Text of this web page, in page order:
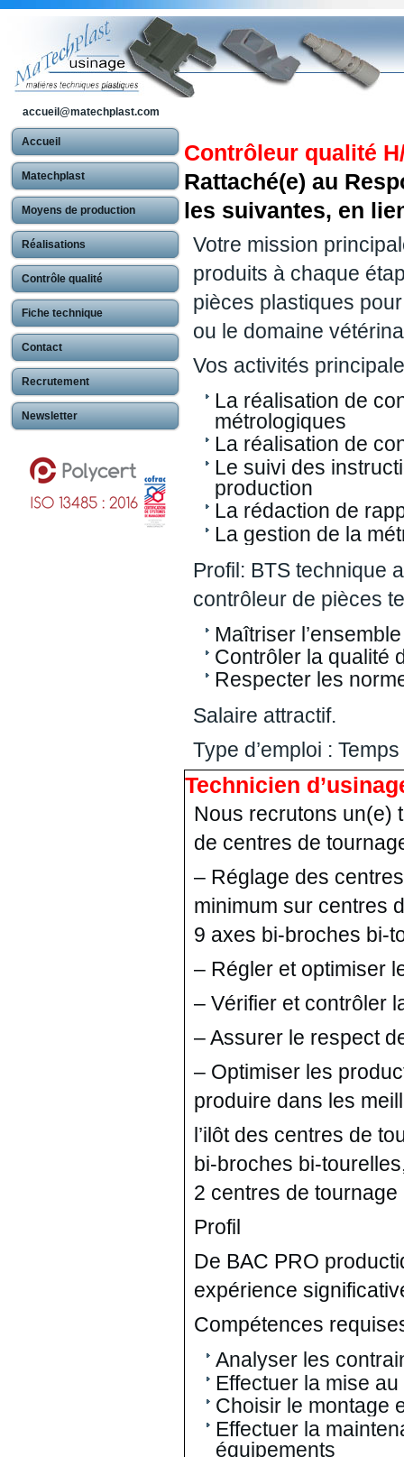
accueil@matechplast.com
Accueil
Matechplast
Moyens de production
Réalisations
Contrôle qualité
Fiche technique
Contact
Recrutement
Newsletter
Contrôleur qualité
Rattaché(e) au
les suivantes, en
Votre mission
produits à chaque
pièces plastiques
ou le domaine
Vos activités
La réalisation de
métrologiques
La réalisation de
Le suivi des
production
La rédaction de
La gestion de la
Profil: BTS technique
contrôleur de pièces
Maîtriser
Contrôler la qualité
Respecter les
Salaire attractif.
Type d’emploi :
Technicien
Nous recrutons un(e)
de centres de
– Réglage des
minimum sur centres
9 axes bi-broches bi-
– Régler et optimiser
– Vérifier et contrôler
– Assurer le respect
– Optimiser les
produire dans les
l’ilôt des centres de
bi-broches bi-
2 centres de
Profil
De BAC PRO
expérience
Compétences
Analyser les
Effectuer la mise
Choisir le montage
Effectuer la
équipements